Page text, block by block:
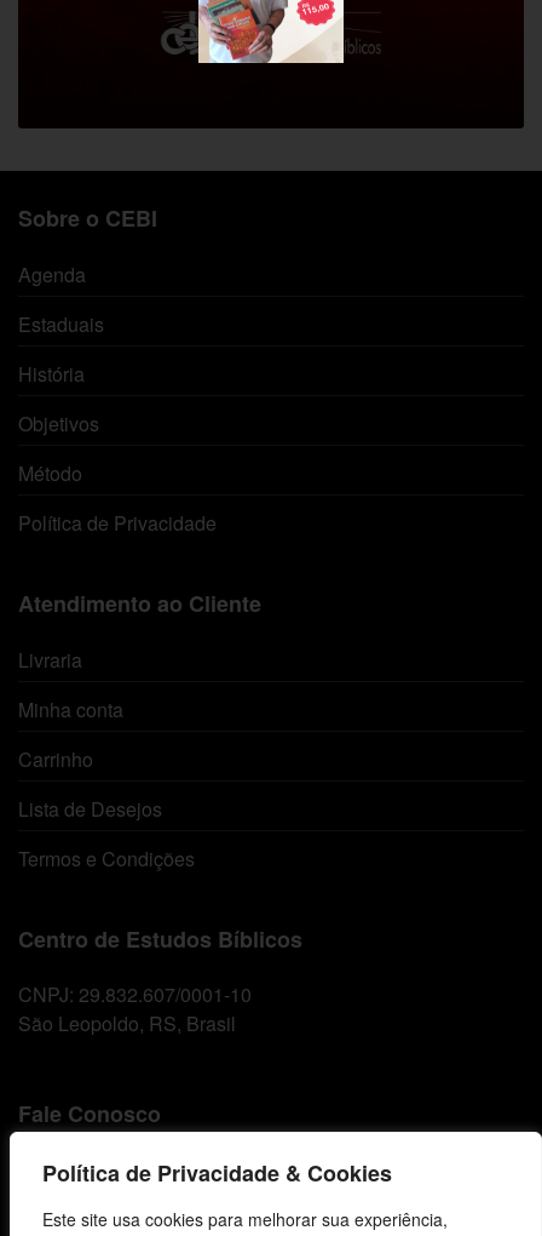
Política de Privacidade & Cookies
Este site usa cookies para melhorar sua experiência,
Sobre o CEBI
Agenda
Estaduais
História
Objetivos
Método
Política de Privacidade
Atendimento ao Cliente
Livraria
Minha conta
Carrinho
Lista de Desejos
Termos e Condições
Centro de Estudos Bíblicos
CNPJ: 29.832.607/0001-10
São Leopoldo, RS, Brasil
Fale Conosco
E-mails
comunicacao@cebi.org.br